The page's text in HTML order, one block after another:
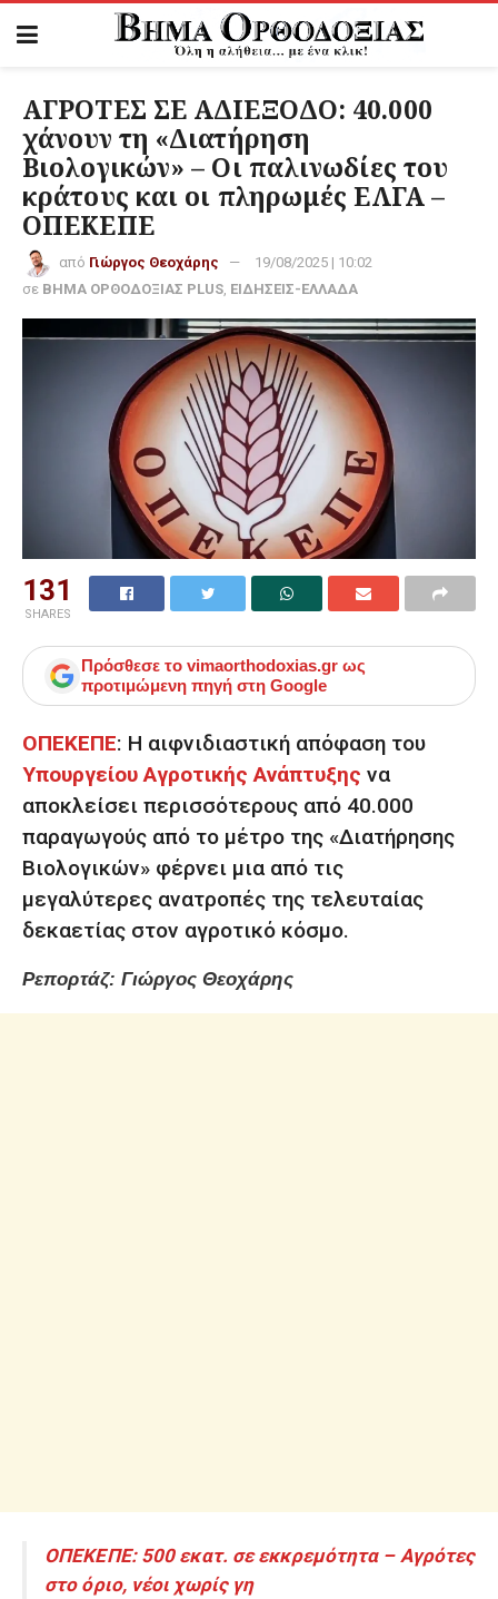
ΑΓΡΟΤΕΣ ΣΕ ΑΔΙΕΞΟΔΟ: 40.000
χάνουν τη «Διατήρηση
Βιολογικών» – Οι παλινωδίες του
κράτους και οι πληρωμές ΕΛΓΑ –
ΟΠΕΚΕΠΕ
από Γιώργος Θεοχάρης
19/08/2025 | 10:02
σε ΒΗΜΑ ΟΡΘΟΔΟΞΙΑΣ PLUS, ΕΙΔΗΣΕΙΣ-ΕΛΛΑΔΑ
131
SHARES
Πρόσθεσε το vimaorthodoxias.gr ως
προτιμώμενη πηγή στη Google
ΟΠΕΚΕΠΕ: Η αιφνιδιαστική απόφαση του
Υπουργείου Αγροτικής Ανάπτυξης να
αποκλείσει περισσότερους από 40.000
παραγωγούς από το μέτρο της «Διατήρησης
Βιολογικών» φέρνει μια από τις
μεγαλύτερες ανατροπές της τελευταίας
δεκαετίας στον αγροτικό κόσμο.
Ρεπορτάζ: Γιώργος Θεοχάρης
ΟΠΕΚΕΠΕ: 500 εκατ. σε εκκρεμότητα – Αγρότες
στο όριο, νέοι χωρίς γη